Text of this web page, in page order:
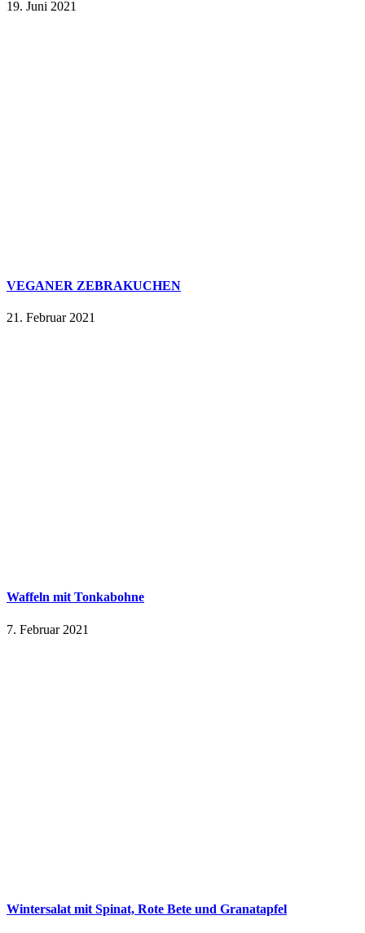
19. Juni 2021
VEGANER ZEBRAKUCHEN
21. Februar 2021
Waffeln mit Tonkabohne
7. Februar 2021
Wintersalat mit Spinat, Rote Bete und Granatapfel